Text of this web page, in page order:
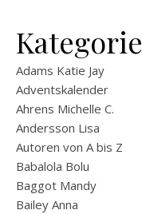
Kategorie
Adams Katie Jay
Adventskalender
Ahrens Michelle C.
Andersson Lisa
Autoren von A bis Z
Babalola Bolu
Baggot Mandy
Bailey Anna